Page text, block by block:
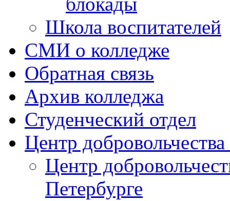
Школа воспитателей
СМИ о колледже
Обратная связь
Архив колледжа
Студенческий отдел
Центр
Центр
Петербурге